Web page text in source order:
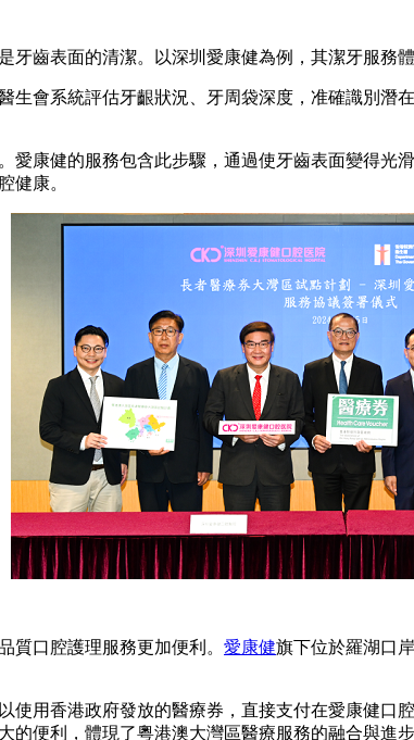
齒表面的清潔。以深圳愛康健為例，其潔牙服務體
會系統評估牙齦狀況、牙周袋深度，准確識別潛
康健的服務包含此步驟，通過使牙齒表面變得光
健康。
口腔護理服務更加便利。 愛康健旗下位於羅湖口
用香港政府發放的醫療券，直接支付在愛康健口
便利，體現了粵港澳大灣區醫療服務的融合與進步